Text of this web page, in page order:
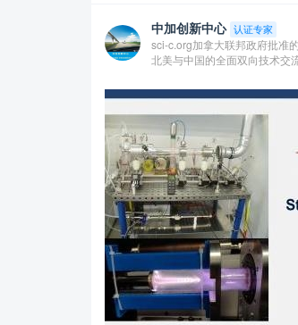
中加创新中心 认证专家
sci-c.org加拿大联邦政府批准
北美与中国的全面双向技术交